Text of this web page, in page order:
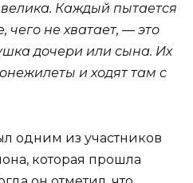
Каждый пытается
чего не хватает, — это
дочери или сына. Их
и ходят там с
одним из участников
которая прошла